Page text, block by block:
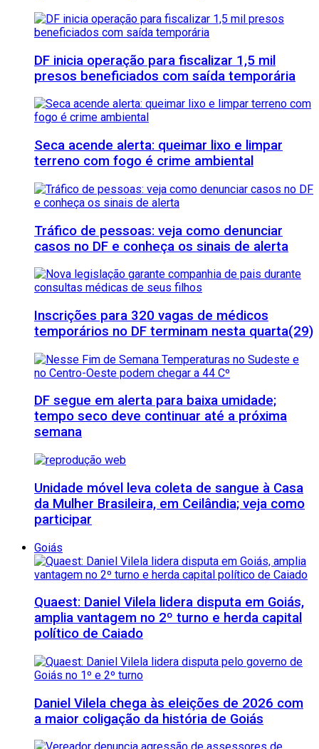
DF inicia operação para fiscalizar 1,5 mil
presos beneficiados com saída temporária
Seca acende alerta: queimar lixo e limpar
terreno com fogo é crime ambiental
Tráfico de pessoas: veja como denunciar
casos no DF e conheça os sinais de alerta
Inscrições para 320 vagas de médicos
temporários no DF terminam nesta quarta(29)
DF segue em alerta para baixa umidade;
tempo seco deve continuar até a próxima
semana
Unidade móvel leva coleta de sangue à Casa
da Mulher Brasileira, em Ceilândia; veja como
participar
Goiás
Quaest: Daniel Vilela lidera disputa em Goiás,
amplia vantagem no 2º turno e herda capital
político de Caiado
Daniel Vilela chega às eleições de 2026 com
a maior coligação da história de Goiás